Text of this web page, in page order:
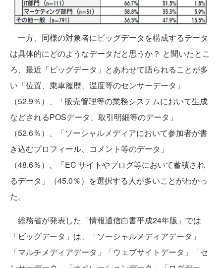
一方、同様の対象者にビッグデータを構成するデータ
は具体的にどのようなデータだと思うか？ と聞いたとこ
ろ、最近「ビッグデータ」とあわせて語られることが多
い「位置、乗車履歴、温度等のセンサーデータ」
（52.9％）、「販売管理等の業務システムにおいて生成
などされるPOSデータ、取引明細等のデータ」
（52.6％）、「ソーシャルメディアにおいて参加者が書
き込むプロフィール、コメント等のデータ」
（48.6％）、「EC サイトやブログ等において蓄積され
るデータ」（45.0％）を選択する人が多いことがわかっ
た。
総務省が発表した「情報通信白書平成24年版」では
「ビッグデータ」は、「ソーシャルメディアデータ」
「マルチメディアデータ」「ウェブサイトデータ」「セ